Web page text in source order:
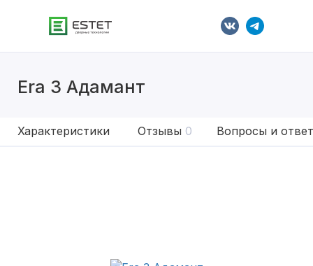
Era 3 Адамант
Характеристики Отзывы 0 Вопросы и